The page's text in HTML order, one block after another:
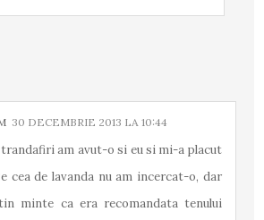
30 DECEMBRIE 2013 LA 10:44
trandafiri am avut-o si eu si mi-a placut
cea de lavanda nu am incercat-o, dar
minte ca era recomandata tenului